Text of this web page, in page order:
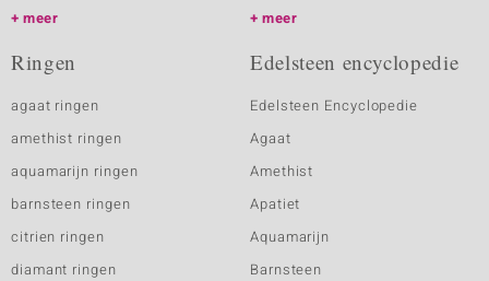
meer
meer
Ringen
agaat ringen
amethist ringen
aquamarijn ringen
barnsteen ringen
citrien ringen
diamant ringen
Edelsteen encyclopedie
Edelsteen Encyclopedie
Agaat
Amethist
Apatiet
Aquamarijn
Barnsteen